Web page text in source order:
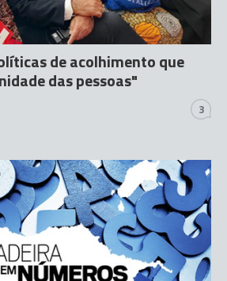
de acolhimento que
das pessoas"
3